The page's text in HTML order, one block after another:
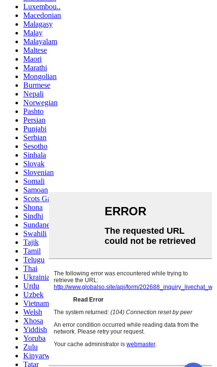
Luxembou..
Macedonian
Malagasy
Malay
Malayalam
Maltese
Maori
Marathi
Mongolian
Burmese
Nepali
Norwegian
Pashto
Persian
Punjabi
Serbian
Sesotho
Sinhala
Slovak
Slovenian
Somali
Samoan
Scots Gaelic
Shona
Sindhi
Sundanese
Swahili
Tajik
Tamil
Telugu
Thai
Ukrainian
Urdu
Uzbek
Vietnamese
Welsh
Xhosa
Yiddish
Yoruba
Zulu
Kinyarwanda
Tatar